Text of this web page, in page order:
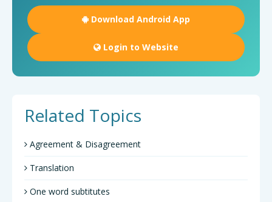
Download Android App
Login to Website
Related Topics
Agreement & Disagreement
Translation
One word subtitutes